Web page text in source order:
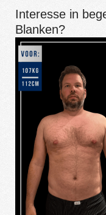
Interesse in
Blanken?